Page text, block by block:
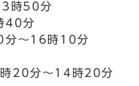
時50分
40分
分～16時10分
20分～14時20分